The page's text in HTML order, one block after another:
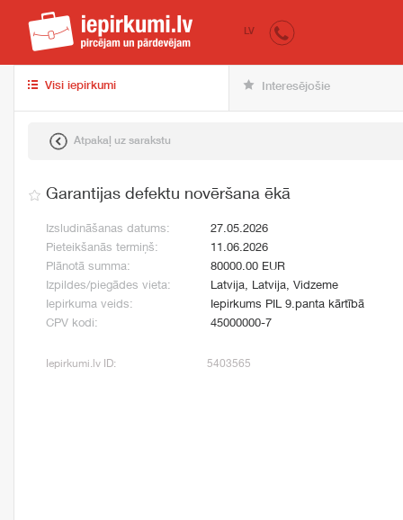
iepirkumi.lv
LV
Visi iepirkumi Interesējošie
Atpakaļ uz sarakstu
Garantijas defektu novēršana ēkā
Izsludināšanas datums:
27.05.2026
Pieteikšanās termiņš:
11.06.2026
Plānotā summa:
80000.00 EUR
Izpildes/piegādes vieta:
Latvija, Latvija, Vidzeme
Iepirkuma veids:
Iepirkums PIL 9.panta kārtībā
CPV kodi:
45000000-7
Iepirkumi.lv ID: 5403565